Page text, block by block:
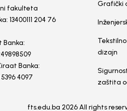
fakulteta
13400111 204 76
Banka:
Banka:
5396 4097
Grafički
dizajn
zaštita
fts.edu.ba 2026 All rights